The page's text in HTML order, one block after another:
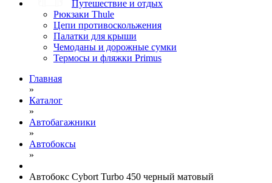
Путешествие и отдых
Рюкзаки Thule
Цепи противоскольжения
Палатки для крыши
Чемоданы и дорожные сумки
Термосы и фляжки Primus
Главная
»
Каталог
»
Автобагажники
»
Автобоксы
»
Автобокс Cybort Turbo 450 черный матовый